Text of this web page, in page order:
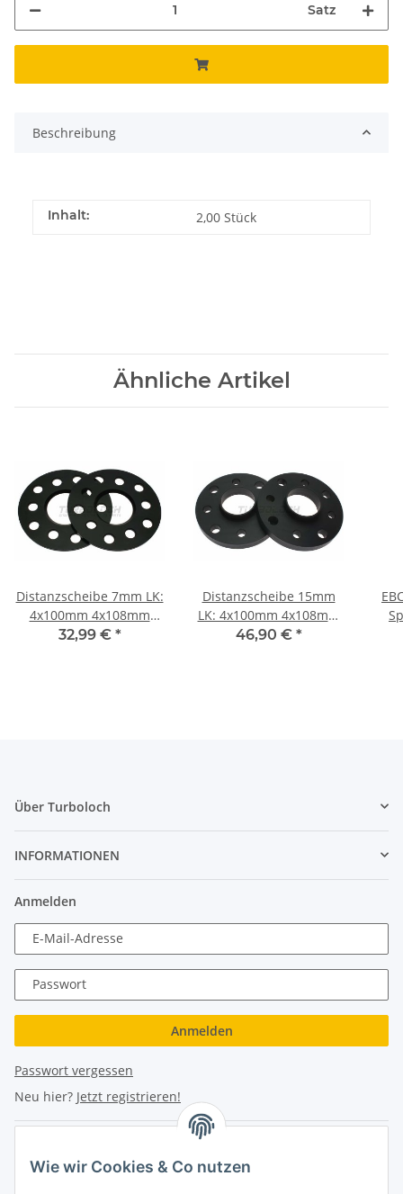
Satz
Beschreibung
Inhalt: 2,00 Stück
Ähnliche Artikel
Distanzscheibe 7mm LK:
4x100mm 4x108mm
NLB: 57,1mm "Black
32,99 € *
Distanzscheibe 15mm
LK: 4x100mm 4x108mm
NLB: 57,1mm - mit
46,90 € *
Über Turboloch
INFORMATIONEN
Anmelden
E-Mail-Adresse
Passwort
Anmelden
Passwort vergessen
Neu hier? Jetzt registrieren!
Hauptplatz 4
Wie wir Cookies & Co nutzen